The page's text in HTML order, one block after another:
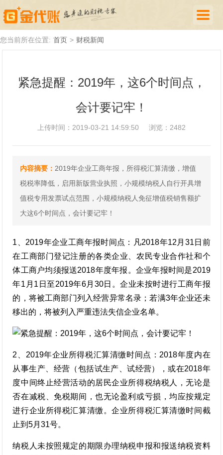
代理记账
厦门落户
财税新闻
关于我们
诚聘英才
您当前所在位置: 首页 > 财税新闻
紧急提醒：2019年，这6个时间点，
会计要记牢！
上传时间：2019-03-21 14:59:50 浏览：2482
内容摘要： 2019年企业工商年报，所得税汇算清缴，增值
税税率降低，启用新版营业执照，小规模纳税人自行开具增
值税专用发票试点范围，小规模纳税人免征增值税销售额扩
大这6个时间点，会计要记牢！
1、2019年企业工商年报时间点：凡2018年12月31日前
在工商部门登记注册的各类企业、农民专业合作社和个
体工商户均须报送2018年度年报。企业年报时间是2019
年1月1日至2019年6月30日。企业未按时进行工商年报
的，将被工商部门列入经营异常名录；若满3年企业还未
移出的，将被列入严重违法失信企业名单。
2、2019年企业所得税汇算清缴时间点：2018年度内在
从事生产、经营（包括试生产、试经营），或在2018年
度中间终止经营活动的居民企业所得税纳税人，无论是
否在减税、免税期间，也无论盈利或亏损，均应按规定
进行企业所得税汇算清缴。企业所得税汇算清缴时间截
止到5月31号。
纳税人未按照规定的期限办理纳税申报和报送纳税资料